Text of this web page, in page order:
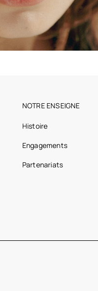
NOTRE ENSEIGNE
Histoire
Engagements
Partenariats